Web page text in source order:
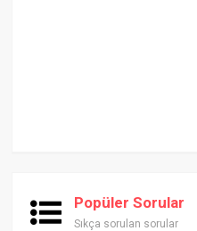
Popüler Sorular
Sıkça sorulan sorular